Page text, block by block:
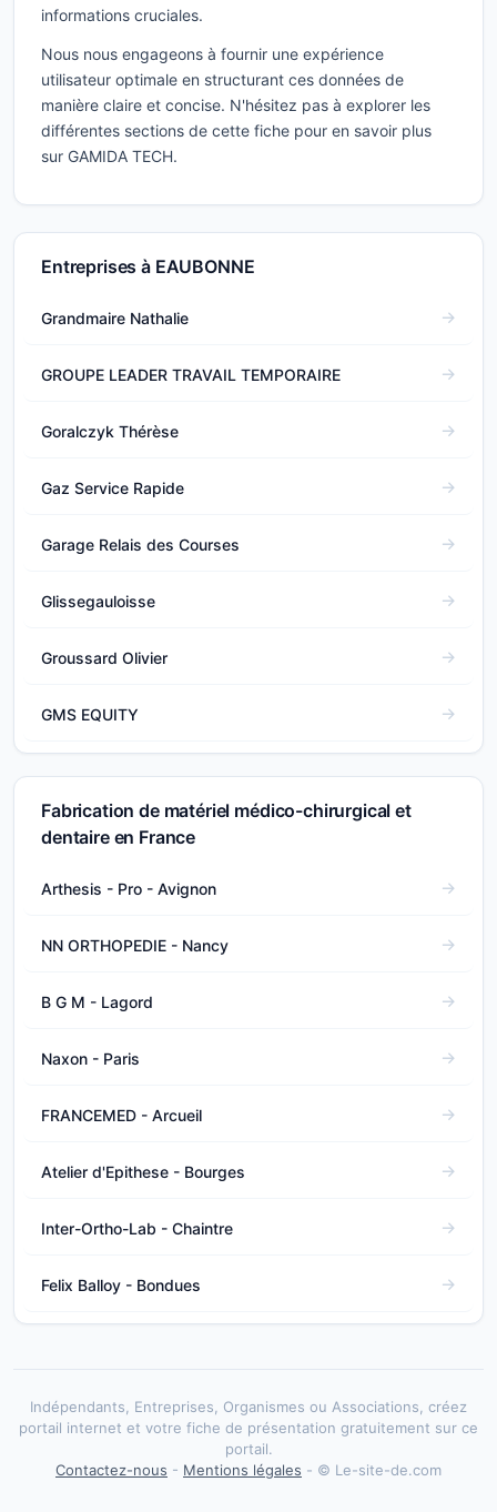
informations cruciales.
Nous nous engageons à fournir une expérience
utilisateur optimale en structurant ces données de
manière claire et concise. N'hésitez pas à explorer les
différentes sections de cette fiche pour en savoir plus
sur GAMIDA TECH.
Entreprises à EAUBONNE
Grandmaire Nathalie
GROUPE LEADER TRAVAIL TEMPORAIRE
Goralczyk Thérèse
Gaz Service Rapide
Garage Relais des Courses
Glissegauloisse
Groussard Olivier
GMS EQUITY
Fabrication de matériel médico-chirurgical et
dentaire en France
Arthesis - Pro - Avignon
NN ORTHOPEDIE - Nancy
B G M - Lagord
Naxon - Paris
FRANCEMED - Arcueil
Atelier d'Epithese - Bourges
Inter-Ortho-Lab - Chaintre
Felix Balloy - Bondues
Indépendants, Entreprises, Organismes ou Associations, créez
portail internet et votre fiche de présentation gratuitement sur ce
portail.
Contactez-nous - Mentions légales - © Le-site-de.com